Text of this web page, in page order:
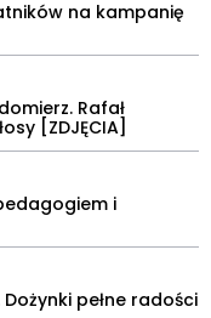
na kampanię
Rafał
[ZDJĘCIA]
i
pełne radości